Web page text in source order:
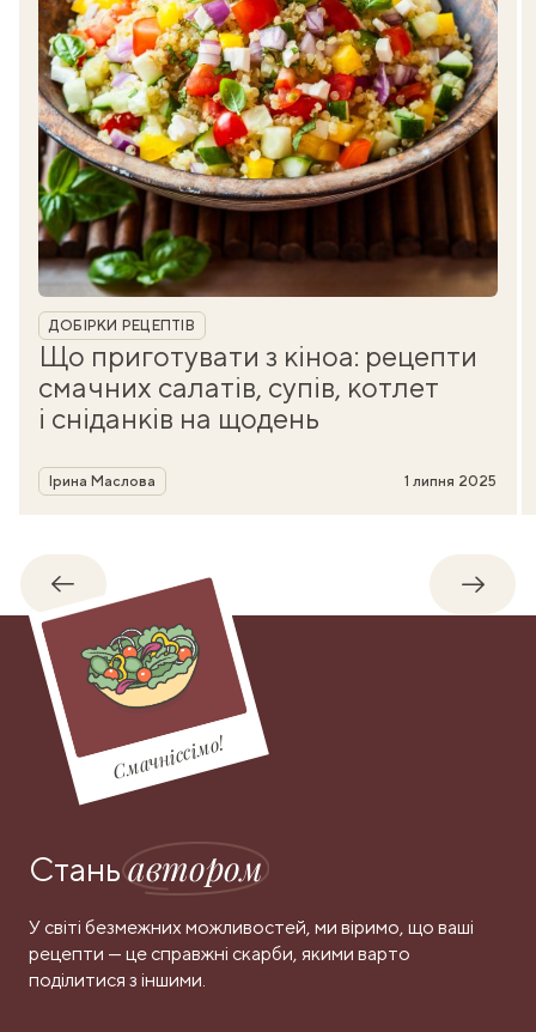
Рубрика
ДОБІРКИ РЕЦЕПТІВ
Що приготувати з кіноа: рецепти
смачних салатів, супів, котлет
і сніданків на щодень
Автор
Ірина Маслова 1 липня 2025
Назад
Смачніссімо!
Станьавтором
У світі безмежних можливостей, ми віримо, що ваші
рецепти — це справжні скарби, якими варто
поділитися з іншими.